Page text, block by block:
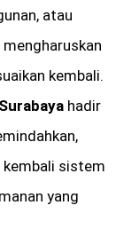
atau
kembali.
hadir
kembali sistem
yang